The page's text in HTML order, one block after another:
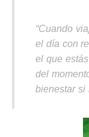
“Cuando
el día con
el que
del
bienestar si